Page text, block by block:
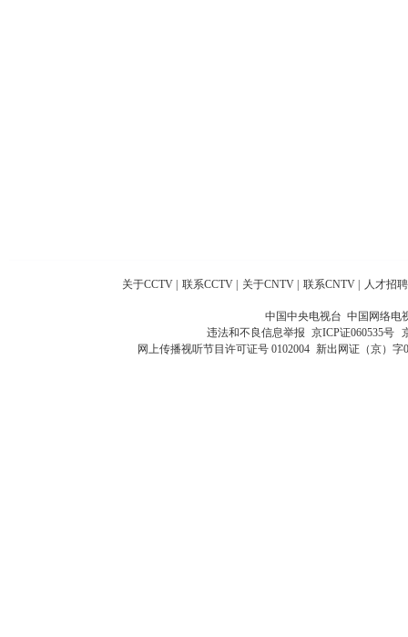
关于CCTV 联系CCTV 关于CNTV 联系CNTV 人才招聘
中国中央电视台 中国网络电
违法和不良信息举报 京ICP证060535号
网上传播视听节目许可证号 0102004 新出网证（京）